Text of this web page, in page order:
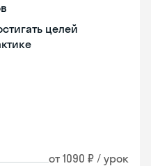
целей
от 1090 ₽ / урок